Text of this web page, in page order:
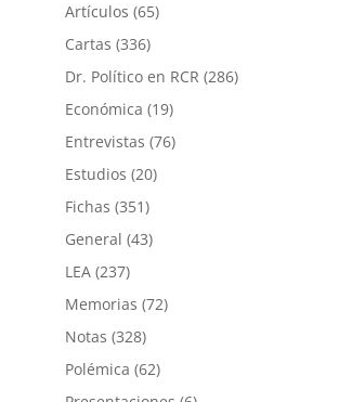
Artículos (65)
Cartas (336)
Dr. Político en RCR (286)
Económica (19)
Entrevistas (76)
Estudios (20)
Fichas (351)
General (43)
LEA(237)
Memorias (72)
Notas (328)
Polémica (62)